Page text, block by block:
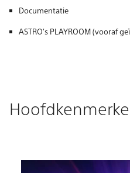
Documentatie
ASTRO's PLAYROOM (vooraf